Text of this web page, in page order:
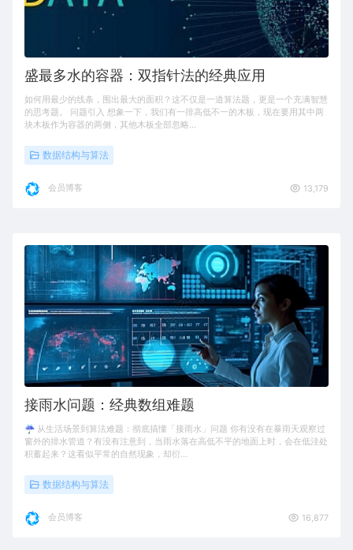
盛最多水的容器：双指针法的经典应用
如何用最少的线条，围出最大的面积？这不仅是一道算法题，更是一个充满智慧
的思考题。 问题引入 想象一下，我们有一排高低不一的木板，现在要用其中两
块木板作为容器的两侧，其他木板全部忽略…
数据结构与算法
会员博客 13,179
接雨水问题：经典数组难题
☔️ 从生活场景到算法难题：彻底搞懂「接雨水」问题 你有没有在暴雨天观察过
窗外的排水管道？有没有注意到，当雨水落在高低不平的地面上时，会在低洼处
积蓄起来？这看似平常的自然现象，却衍…
数据结构与算法
会员博客 16,877